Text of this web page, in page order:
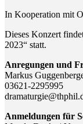
In Kooperation mit
Dieses Konzert
2023“ statt.
Anregungen und
Markus
03621-2295995
Anmeldungen für